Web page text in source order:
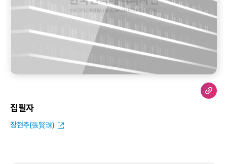
집필자
장현주(張賢珠)